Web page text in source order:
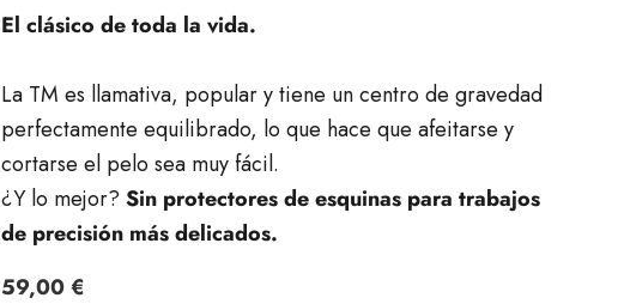
El clásico de toda la vida.
La TM es llamativa, popular y tiene un centro de gravedad
perfectamente equilibrado, lo que hace que afeitarse y
cortarse el pelo sea muy fácil.
¿Y lo mejor? Sin protectores de esquinas para trabajos
de precisión más delicados.
Angebot
59,00 €